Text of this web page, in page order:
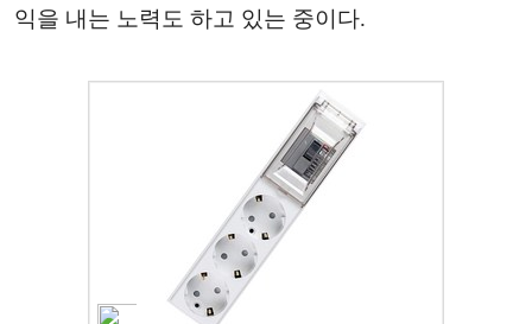
익을 내는 노력도 하고 있는 중이다.